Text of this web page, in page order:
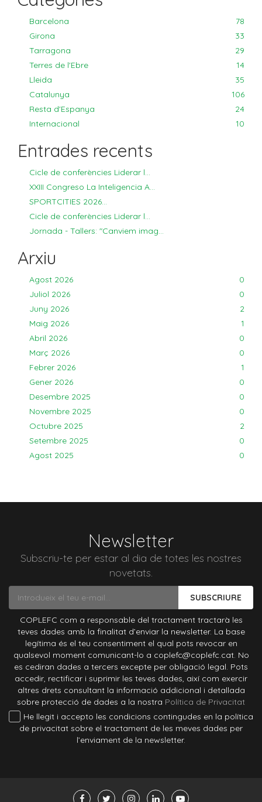
Barcelona
78
Girona
33
Tarragona
29
Terres de l'Ebre
14
Lleida
35
Catalunya
106
Resta d'Espanya
24
Internacional
10
Entrades recents
Cicle de conferències Liderar l...
XXIII Congreso La Inteligencia A...
SPORTCITIES 2026...
Cicle de conferències Liderar l...
Jornada - Tallers: "Canviem imag...
Arxiu
Agost 2026
0
Juliol 2026
0
Juny 2026
2
Maig 2026
1
Abril 2026
0
Març 2026
0
Febrer 2026
1
Gener 2026
0
Desembre 2025
0
Novembre 2025
0
Octubre 2025
2
Setembre 2025
0
Agost 2025
0
Newsletter
Subscriu-te per estar al dia de totes les nostres
novetats.
SUBSCRIURE
COPLEFC com a responsable del tractament tractarà les
teves dades amb la finalitat d’enviar la newsletter. La base
legítima és el teu consentiment el qual pots revocar en
qualsevol moment comunicant-lo a coplefc@coplefc.cat. No
es cediran dades a tercers excepte per obligació legal. Pots
accedir, rectificar i suprimir les teves dades, així com exercir
altres drets consultant la informació addicional i detallada
sobre protecció de dades a la nostra Política de Privacitat
He llegit i accepto les condicions contingudes en la política
de privacitat sobre el tractament de les meves dades per
l’enviament de la newsletter.